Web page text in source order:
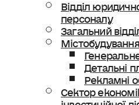
Відділ
персоналу
Загальний
Детальні
Рекламні
Сектор